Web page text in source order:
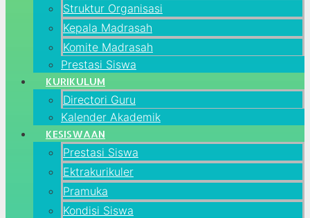
Struktur Organisasi
Kepala Madrasah
Komite Madrasah
Prestasi Siswa
KURIKULUM
Directori Guru
Kalender Akademik
KESISWAAN
Prestasi Siswa
Ektrakurikuler
Pramuka
Kondisi Siswa